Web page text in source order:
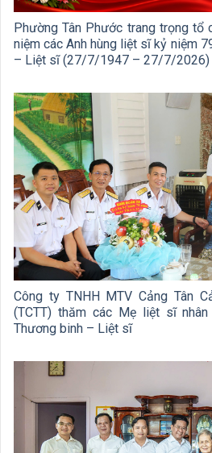
Phường Tân Phước trang trọng
niệm các Anh hùng liệt sĩ kỷ niệm
– Liệt sĩ (27/7/1947 – 27/7/2026)
Công ty TNHH MTV Cảng Tân
(TCTT) thăm các Mẹ liệt sĩ
Thương binh – Liệt sĩ